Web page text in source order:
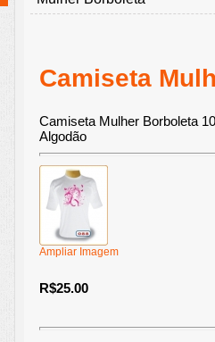
Camiseta
Camiseta Mulher Borboleta
Algodão
Ampliar Imagem
R$25.00